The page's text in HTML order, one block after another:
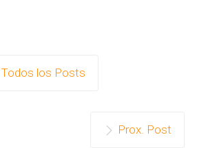
Todos los Posts
Prox. Post